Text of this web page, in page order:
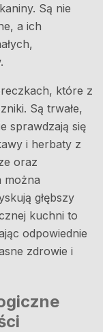
Są nie
a ich
które z
Są trwałe,
sprawdzają się
i herbaty z
oraz
można
głębszy
kuchni to
odpowiednie
zdrowie i